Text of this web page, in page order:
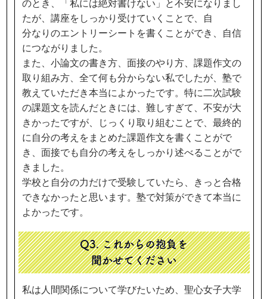
のとき、「私には絶対書けない」と不安になりまし
たが、講座をしっかり受けていくことで、自
分なりのエントリーシートを書くことができ、自信
につながりました。
また、小論文の書き方、面接のやり方、課題作文の
取り組み方、全て何も分からない私でしたが、塾で
教えていただき本当によかったです。特に二次試験
の課題文を読んだときには、難しすぎて、不安が大
きかったですが、じっくり取り組むことで、最終的
に自分の考えをまとめた課題作文を書くことがで
き、面接でも自分の考えをしっかり述べることがで
きました。
学校と自分の力だけで受験していたら、きっと合格
できなかったと思います。塾で対策ができて本当に
よかったです。
Q3. これからの抱負を
聞かせてください
私は人間関係について学びたいため、聖心女子大学